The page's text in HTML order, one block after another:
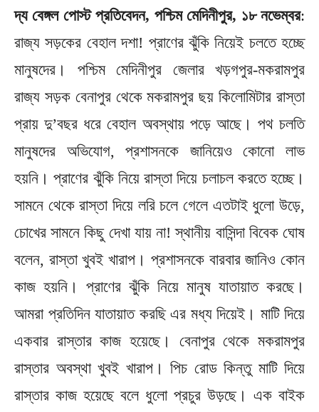
দ্য বেঙ্গল পোস্ট প্রতিবেদন, পশ্চিম মেদিনীপুর, ১৮ নভেম্বর:
রাজ্য সড়কের বেহাল দশা! প্রাণের ঝুঁকি নিয়েই চলতে হচ্ছে
মানুষদের। পশ্চিম মেদিনীপুর জেলার খড়গপুর-মকরামপুর
রাজ্য সড়ক বেনাপুর থেকে মকরামপুর ছয় কিলোমিটার রাস্তা
প্রায় দু’বছর ধরে বেহাল অবস্থায় পড়ে আছে। পথ চলতি
মানুষদের অভিযোগ, প্রশাসনকে জানিয়েও কোনো লাভ
হয়নি। প্রাণের ঝুঁকি নিয়ে রাস্তা দিয়ে চলাচল করতে হচ্ছে।
সামনে থেকে রাস্তা দিয়ে লরি চলে গেলে এতটাই ধুলো উড়ে,
চোখের সামনে কিছু দেখা যায় না! স্থানীয় বাসিন্দা বিবেক ঘোষ
বলেন, রাস্তা খুবই খারাপ। প্রশাসনকে বারবার জানিও কোন
কাজ হয়নি। প্রাণের ঝুঁকি নিয়ে মানুষ যাতায়াত করছে।
আমরা প্রতিদিন যাতায়াত করছি এর মধ্য দিয়েই। মাটি দিয়ে
একবার রাস্তার কাজ হয়েছে। বেনাপুর থেকে মকরামপুর
রাস্তার অবস্থা খুবই খারাপ। পিচ রোড কিন্তু মাটি দিয়ে
রাস্তার কাজ হয়েছে বলে ধুলো প্রচুর উড়ছে। এক বাইক